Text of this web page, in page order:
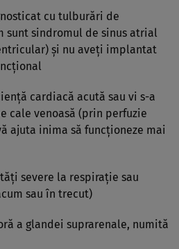
cu tulburări de
sunt sindromul de sinus atrial
şi nu aveţi implantat
cardiacă acută sau vi s-a
cale venoasă (prin perfuzie
ajuta inima să funcţioneze mai
severe la respiraţie sau
sau în trecut)
glandei suprarenale, numită